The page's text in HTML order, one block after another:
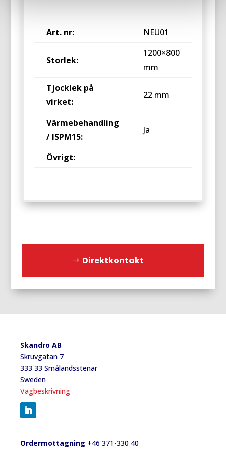
Art. nr: NEU01
Storlek:
1200×800
mm
Tjocklek på
virket:
22 mm
Värmebehandling
/ ISPM15:
Ja
Övrigt:
Direktkontakt
Skandro AB
Skruvgatan 7
333 33 Smålandsstenar
Sweden
Vägbeskrivning
Ordermottagning +46 371-330 40